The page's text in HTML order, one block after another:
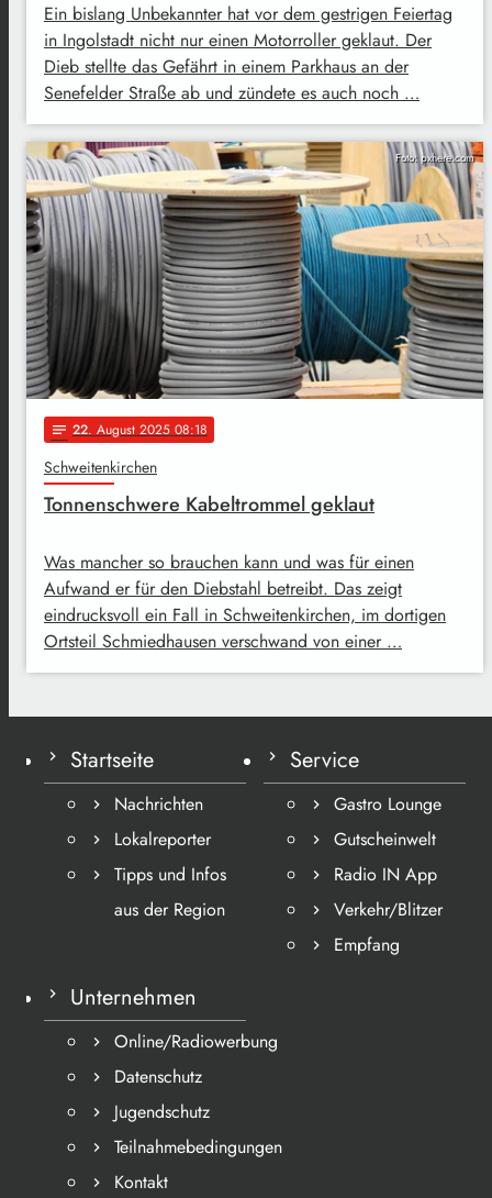
Ein bislang Unbekannter hat vor dem gestrigen Feiertag
in Ingolstadt nicht nur einen Motorroller geklaut. Der
Dieb stellte das Gefährt in einem Parkhaus an der
Senefelder Straße ab und zündete es auch noch …
Foto: pxhere.com
notes 22. August 2025 08:18
Schweitenkirchen
Tonnenschwere Kabeltrommel geklaut
Was mancher so brauchen kann und was für einen
Aufwand er für den Diebstahl betreibt. Das zeigt
eindrucksvoll ein Fall in Schweitenkirchen, im dortigen
Ortsteil Schmiedhausen verschwand von einer …
Startseite
Nachrichten
Lokalreporter
Tipps und Infos
aus der Region
Service
Gastro Lounge
Gutscheinwelt
Radio IN App
Verkehr/Blitzer
Empfang
Unternehmen
Online/Radiowerbung
Datenschutz
Jugendschutz
Teilnahmebedingungen
Kontakt